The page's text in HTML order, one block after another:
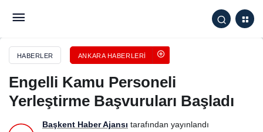
HABERLER ANKARA HABERLERI
Engelli Kamu Personeli
Yerleştirme Başvuruları Başladı
Başkent Haber Ajansı tarafından yayınlandı
Engelli Kamu Personeli Yerleştirme Başvuruları
Başladı